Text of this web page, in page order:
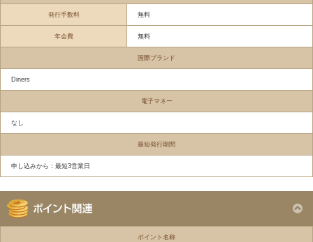
発行手数料 無料
年会費 無料
国際ブランド
Diners
電子マネー
なし
最短発行期間
申し込みから：最短3営業日
ポイント名称